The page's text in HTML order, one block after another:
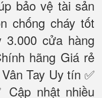
bảo vệ tài sản
chống cháy tốt
cửa hàng
hãng Giá rẻ
Tay Uy tín ✅
Cập nhật nhiều